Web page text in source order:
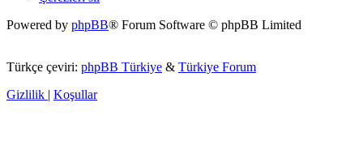
Powered by phpBB® Forum Software © phpBB Limited
Türkçe çeviri: phpBB Türkiye & Türkiye Forum
Gizlilik | Koşullar